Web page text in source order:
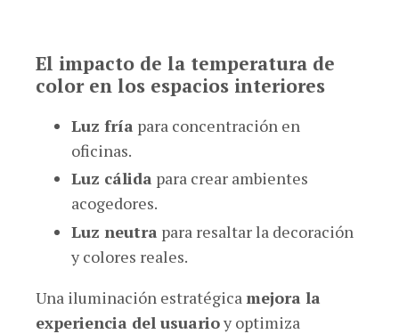
El impacto de la temperatura de
color en los espacios interiores
Luz fría para concentración en
oficinas.
Luz cálida para crear ambientes
acogedores.
Luz neutra para resaltar la decoración
y colores reales.
Una iluminación estratégica mejora la
experiencia del usuarioy optimiza